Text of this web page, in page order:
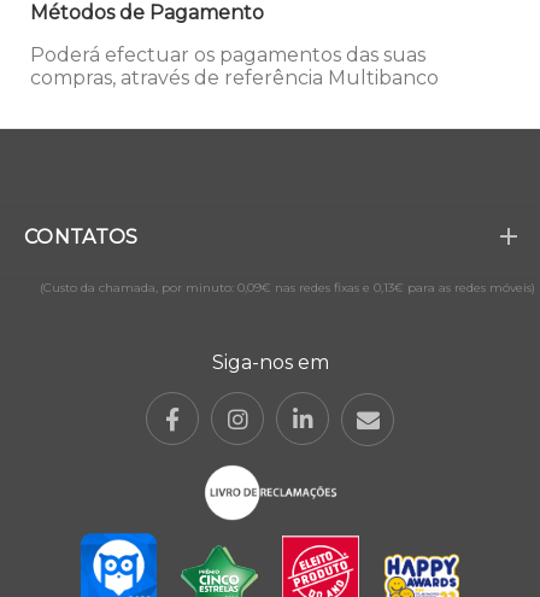
Métodos de Pagamento
Poderá efectuar os pagamentos das suas
compras, através de referência Multibanco
CONTATOS
(Custo da chamada, por minuto: 0,09€ nas redes fixas e 0,13€ para as redes móveis)
Siga-nos em